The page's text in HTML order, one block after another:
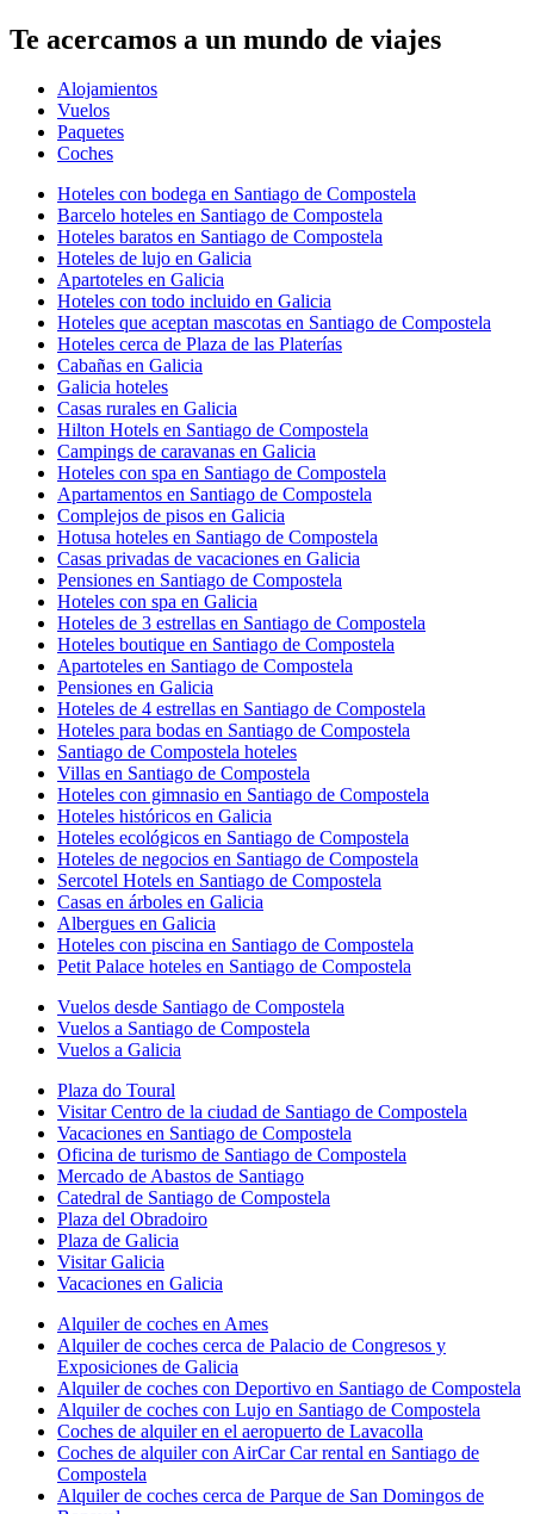
Te acercamos a un mundo de viajes
Alojamientos
Vuelos
Paquetes
Coches
Hoteles con bodega en Santiago de Compostela
Barcelo hoteles en Santiago de Compostela
Hoteles baratos en Santiago de Compostela
Hoteles de lujo en Galicia
Apartoteles en Galicia
Hoteles con todo incluido en Galicia
Hoteles que aceptan mascotas en Santiago de Compostela
Hoteles cerca de Plaza de las Platerías
Cabañas en Galicia
Galicia hoteles
Casas rurales en Galicia
Hilton Hotels en Santiago de Compostela
Campings de caravanas en Galicia
Hoteles con spa en Santiago de Compostela
Apartamentos en Santiago de Compostela
Complejos de pisos en Galicia
Hotusa hoteles en Santiago de Compostela
Casas privadas de vacaciones en Galicia
Pensiones en Santiago de Compostela
Hoteles con spa en Galicia
Hoteles de 3 estrellas en Santiago de Compostela
Hoteles boutique en Santiago de Compostela
Apartoteles en Santiago de Compostela
Pensiones en Galicia
Hoteles de 4 estrellas en Santiago de Compostela
Hoteles para bodas en Santiago de Compostela
Santiago de Compostela hoteles
Villas en Santiago de Compostela
Hoteles con gimnasio en Santiago de Compostela
Hoteles históricos en Galicia
Hoteles ecológicos en Santiago de Compostela
Hoteles de negocios en Santiago de Compostela
Sercotel Hotels en Santiago de Compostela
Casas en árboles en Galicia
Albergues en Galicia
Hoteles con piscina en Santiago de Compostela
Petit Palace hoteles en Santiago de Compostela
Vuelos desde Santiago de Compostela
Vuelos a Santiago de Compostela
Vuelos a Galicia
Plaza do Toural
Visitar Centro de la ciudad de Santiago de Compostela
Vacaciones en Santiago de Compostela
Oficina de turismo de Santiago de Compostela
Mercado de Abastos de Santiago
Catedral de Santiago de Compostela
Plaza del Obradoiro
Plaza de Galicia
Visitar Galicia
Vacaciones en Galicia
Alquiler de coches en Ames
Alquiler de coches cerca de Palacio de Congresos y
Exposiciones de Galicia
Alquiler de coches con Deportivo en Santiago de Compostela
Alquiler de coches con Lujo en Santiago de Compostela
Coches de alquiler en el aeropuerto de Lavacolla
Coches de alquiler con AirCar Car rental en Santiago de
Compostela
Alquiler de coches cerca de Parque de San Domingos de